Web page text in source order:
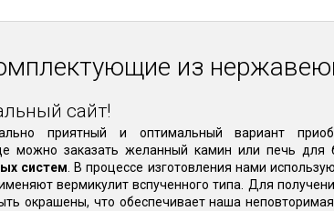
из
сайт!
приятный и оптимальный вариант
можно заказать желанный камин или печь для
систем . В процессе изготовления нами
вермикулит вспученного типа. Для
окрашены, что обеспечивает наша неповторимая